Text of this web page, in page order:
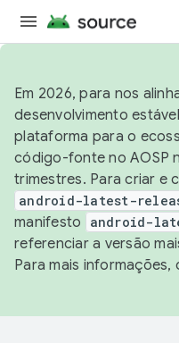
Em 2026, para nos
desenvolvimento
plataforma para o
código-fonte no AOSP
trimestres. Para criar e
android-latest-
manifesto
android-
referenciar a versão
Para mais informações,